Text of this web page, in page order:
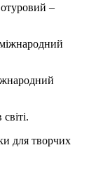
–
для творчих